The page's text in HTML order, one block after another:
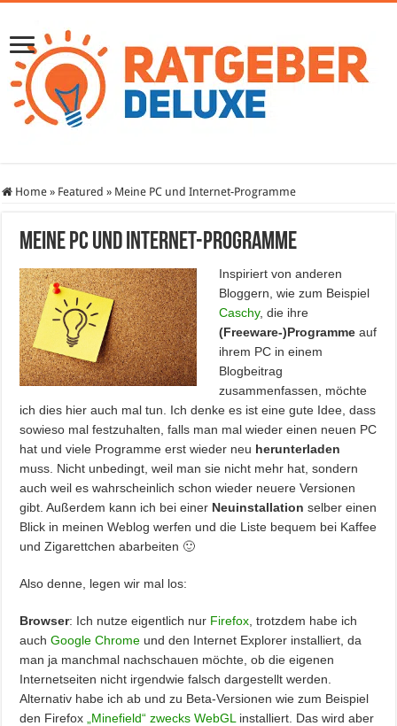
Home » Featured » Meine PC und Internet-Programme
Meine PC und Internet-Programme
Inspiriert von anderen
Bloggern, wie zum Beispiel
Caschy, die ihre
(Freeware-)Programme auf
ihrem PC in einem
Blogbeitrag
zusammenfassen, möchte
ich dies hier auch mal tun. Ich denke es ist eine gute Idee, dass
sowieso mal festzuhalten, falls man mal wieder einen neuen PC
hat und viele Programme erst wieder neu herunterladen
muss. Nicht unbedingt, weil man sie nicht mehr hat, sondern
auch weil es wahrscheinlich schon wieder neuere Versionen
gibt. Außerdem kann ich bei einer Neuinstallation selber einen
Blick in meinen Weblog werfen und die Liste bequem bei Kaffee
und Zigarettchen abarbeiten 🙂
Also denne, legen wir mal los:
Browser: Ich nutze eigentlich nur Firefox , trotzdem habe ich
auchGoogle Chrome und den Internet Explorer installiert, da
man ja manchmal nachschauen möchte, ob die eigenen
Internetseiten nicht irgendwie falsch dargestellt werden.
Alternativ habe ich ab und zu Beta-Versionen wie zum Beispiel
den Firefox
„Minefield“ zwecks WebGL installiert. Das wird aber